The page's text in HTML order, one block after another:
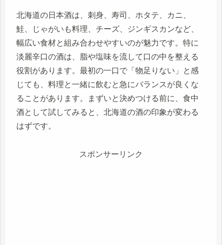
北海道の日本酒は、刺身、寿司、ホタテ、カニ、
鮭、じゃがいも料理、チーズ、ジンギスカンなど、
幅広い食材と組み合わせやすいのが魅力です。特に
淡麗辛口の酒は、脂や塩味を流して口の中を整える
役割があります。最初の一口で「物足りない」と感
じても、料理と一緒に飲むと急にバランスが良くな
ることがあります。まずいと決めつける前に、食中
酒として試してみると、北海道の酒の印象が変わる
はずです。
スポンサーリンク